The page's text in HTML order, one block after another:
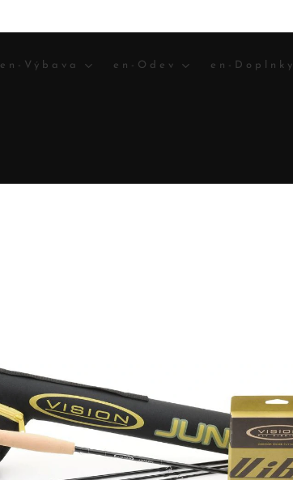
en-Výbava en-Odev en-Doplnky